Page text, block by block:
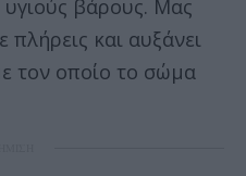
υγιούς βάρους. Μας
και αυξάνει
τον οποίο το σώμα